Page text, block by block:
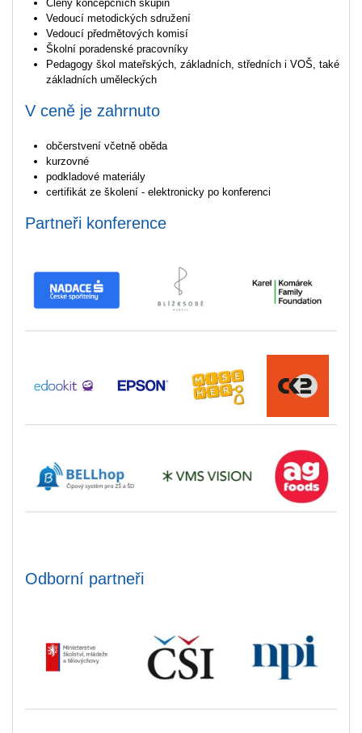
Členy koncepčních skupin
Vedoucí metodických sdružení
Vedoucí předmětových komisí
Školní poradenské pracovníky
Pedagogy škol mateřských, základních, středních i VOŠ, také
základních uměleckých
V ceně je zahrnuto
občerstvení včetně oběda
kurzovné
podkladové materiály
certifikát ze školení - elektronicky po konferenci
Partneři konference
Odborní partneři